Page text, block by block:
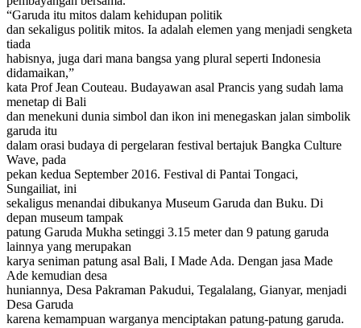
“Garuda itu mitos dalam kehidupan politik
dan sekaligus politik mitos. Ia adalah elemen yang menjadi sengketa
tiada
habisnya, juga dari mana bangsa yang plural seperti Indonesia
didamaikan,”
kata Prof Jean Couteau. Budayawan asal Prancis yang sudah lama
menetap di Bali
dan menekuni dunia simbol dan ikon ini menegaskan jalan simbolik
garuda itu
dalam orasi budaya di pergelaran festival bertajuk Bangka Culture
Wave, pada
pekan kedua September 2016. Festival di Pantai Tongaci,
Sungailiat, ini
sekaligus menandai dibukanya Museum Garuda dan Buku. Di
depan museum tampak
patung Garuda Mukha setinggi 3.15 meter dan 9 patung garuda
lainnya yang merupakan
karya seniman patung asal Bali, I Made Ada. Dengan jasa Made
Ade kemudian desa
huniannya, Desa Pakraman Pakudui, Tegalalang, Gianyar, menjadi
Desa Garuda
karena kemampuan warganya menciptakan patung-patung garuda.